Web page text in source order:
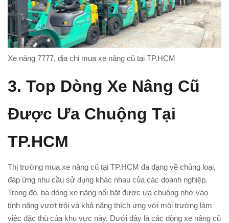
Xe nâng 7777, địa chỉ mua xe nâng cũ tại TP.HCM
3. Top Dòng Xe Nâng Cũ
Được Ưa Chuộng Tại
TP.HCM
Thị trường mua xe nâng cũ tại TP.HCM đa dạng về chủng loại,
đáp ứng nhu cầu sử dụng khác nhau của các doanh nghiệp.
Trong đó, ba dòng xe nâng nổi bật được ưa chuộng nhờ vào
tính năng vượt trội và khả năng thích ứng với môi trường làm
việc đặc thù của khu vực này. Dưới đây là các dòng xe nâng cũ